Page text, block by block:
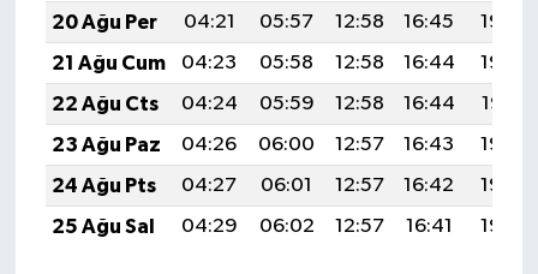
20 Ağu Per
04:21 05:57 12:58 16:45
19:50
21 Ağu Cum
04:23 05:58 12:58 16:44
19:48
22 Ağu Cts
04:24 05:59 12:58 16:44
19:47
23 Ağu Paz
04:26 06:00 12:57 16:43
19:45
24 Ağu Pts
04:27 06:01 12:57 16:42
19:43
25 Ağu Sal
04:29 06:02 12:57 16:41 19:42